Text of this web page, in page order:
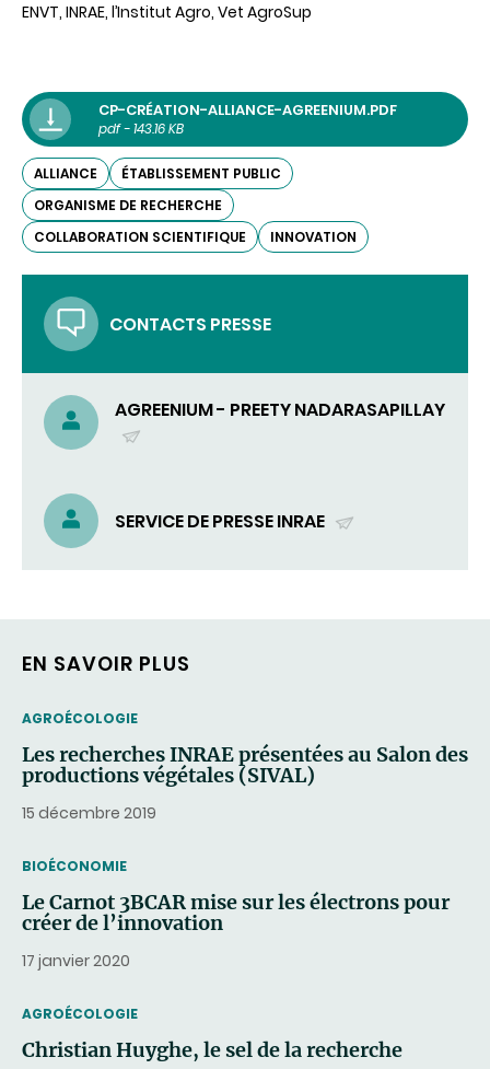
ENVT, INRAE, l’Institut Agro, Vet AgroSup
CP-CRÉATION-ALLIANCE-AGREENIUM.PDF
pdf - 143.16 KB
ALLIANCE
ÉTABLISSEMENT PUBLIC
ORGANISME DE RECHERCHE
COLLABORATION SCIENTIFIQUE
INNOVATION
CONTACTS PRESSE
AGREENIUM - PREETY NADARASAPILLAY
COURRIEL)
SERVICE DE PRESSE INRAE
UN
EN SAVOIR PLUS
THEMATIC
AGROÉCOLOGIE
Les recherches INRAE présentées au Salon des
productions végétales (SIVAL)
15 décembre 2019
THEMATIC
BIOÉCONOMIE
Le Carnot 3BCAR mise sur les électrons pour
créer de l’innovation
17 janvier 2020
THEMATIC
AGROÉCOLOGIE
Christian Huyghe, le sel de la recherche